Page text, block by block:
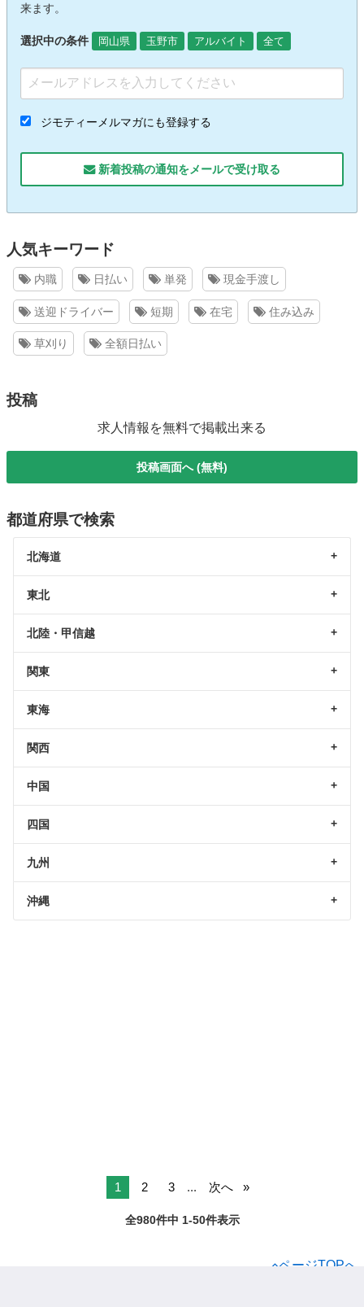
来ます。
選択中の条件 岡山県 玉野市 アルバイト 全て
ジモティーメルマガにも登録する
新着投稿の通知をメールで受け取る
人気キーワード
内職 日払い 単発 現金手渡し
送迎ドライバー 短期 在宅 住み込み
草刈り 全額日払い
投稿
求人情報を無料で掲載出来る
投稿画面へ (無料)
都道府県で検索
北海道
東北
北陸・甲信越
関東
東海
関西
中国
四国
九州
沖縄
1 2 3 ... 次へ
全980件中 1-50件表示
ページTOPへ